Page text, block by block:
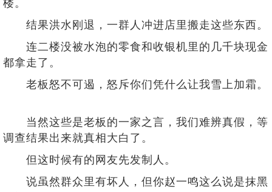
楼。
结果洪水刚退，一群人冲进店里搬走这些东西。
连二楼没被水泡的零食和收银机里的几千块现金
都拿走了。
老板怒不可遏，怒斥你们凭什么让我雪上加霜。
当然这些是老板的一家之言，我们难辨真假，等
调查结果出来就真相大白了。
但这时候有的网友先发制人。
说虽然群众里有坏人，但你赵一鸣这么说是抹黑